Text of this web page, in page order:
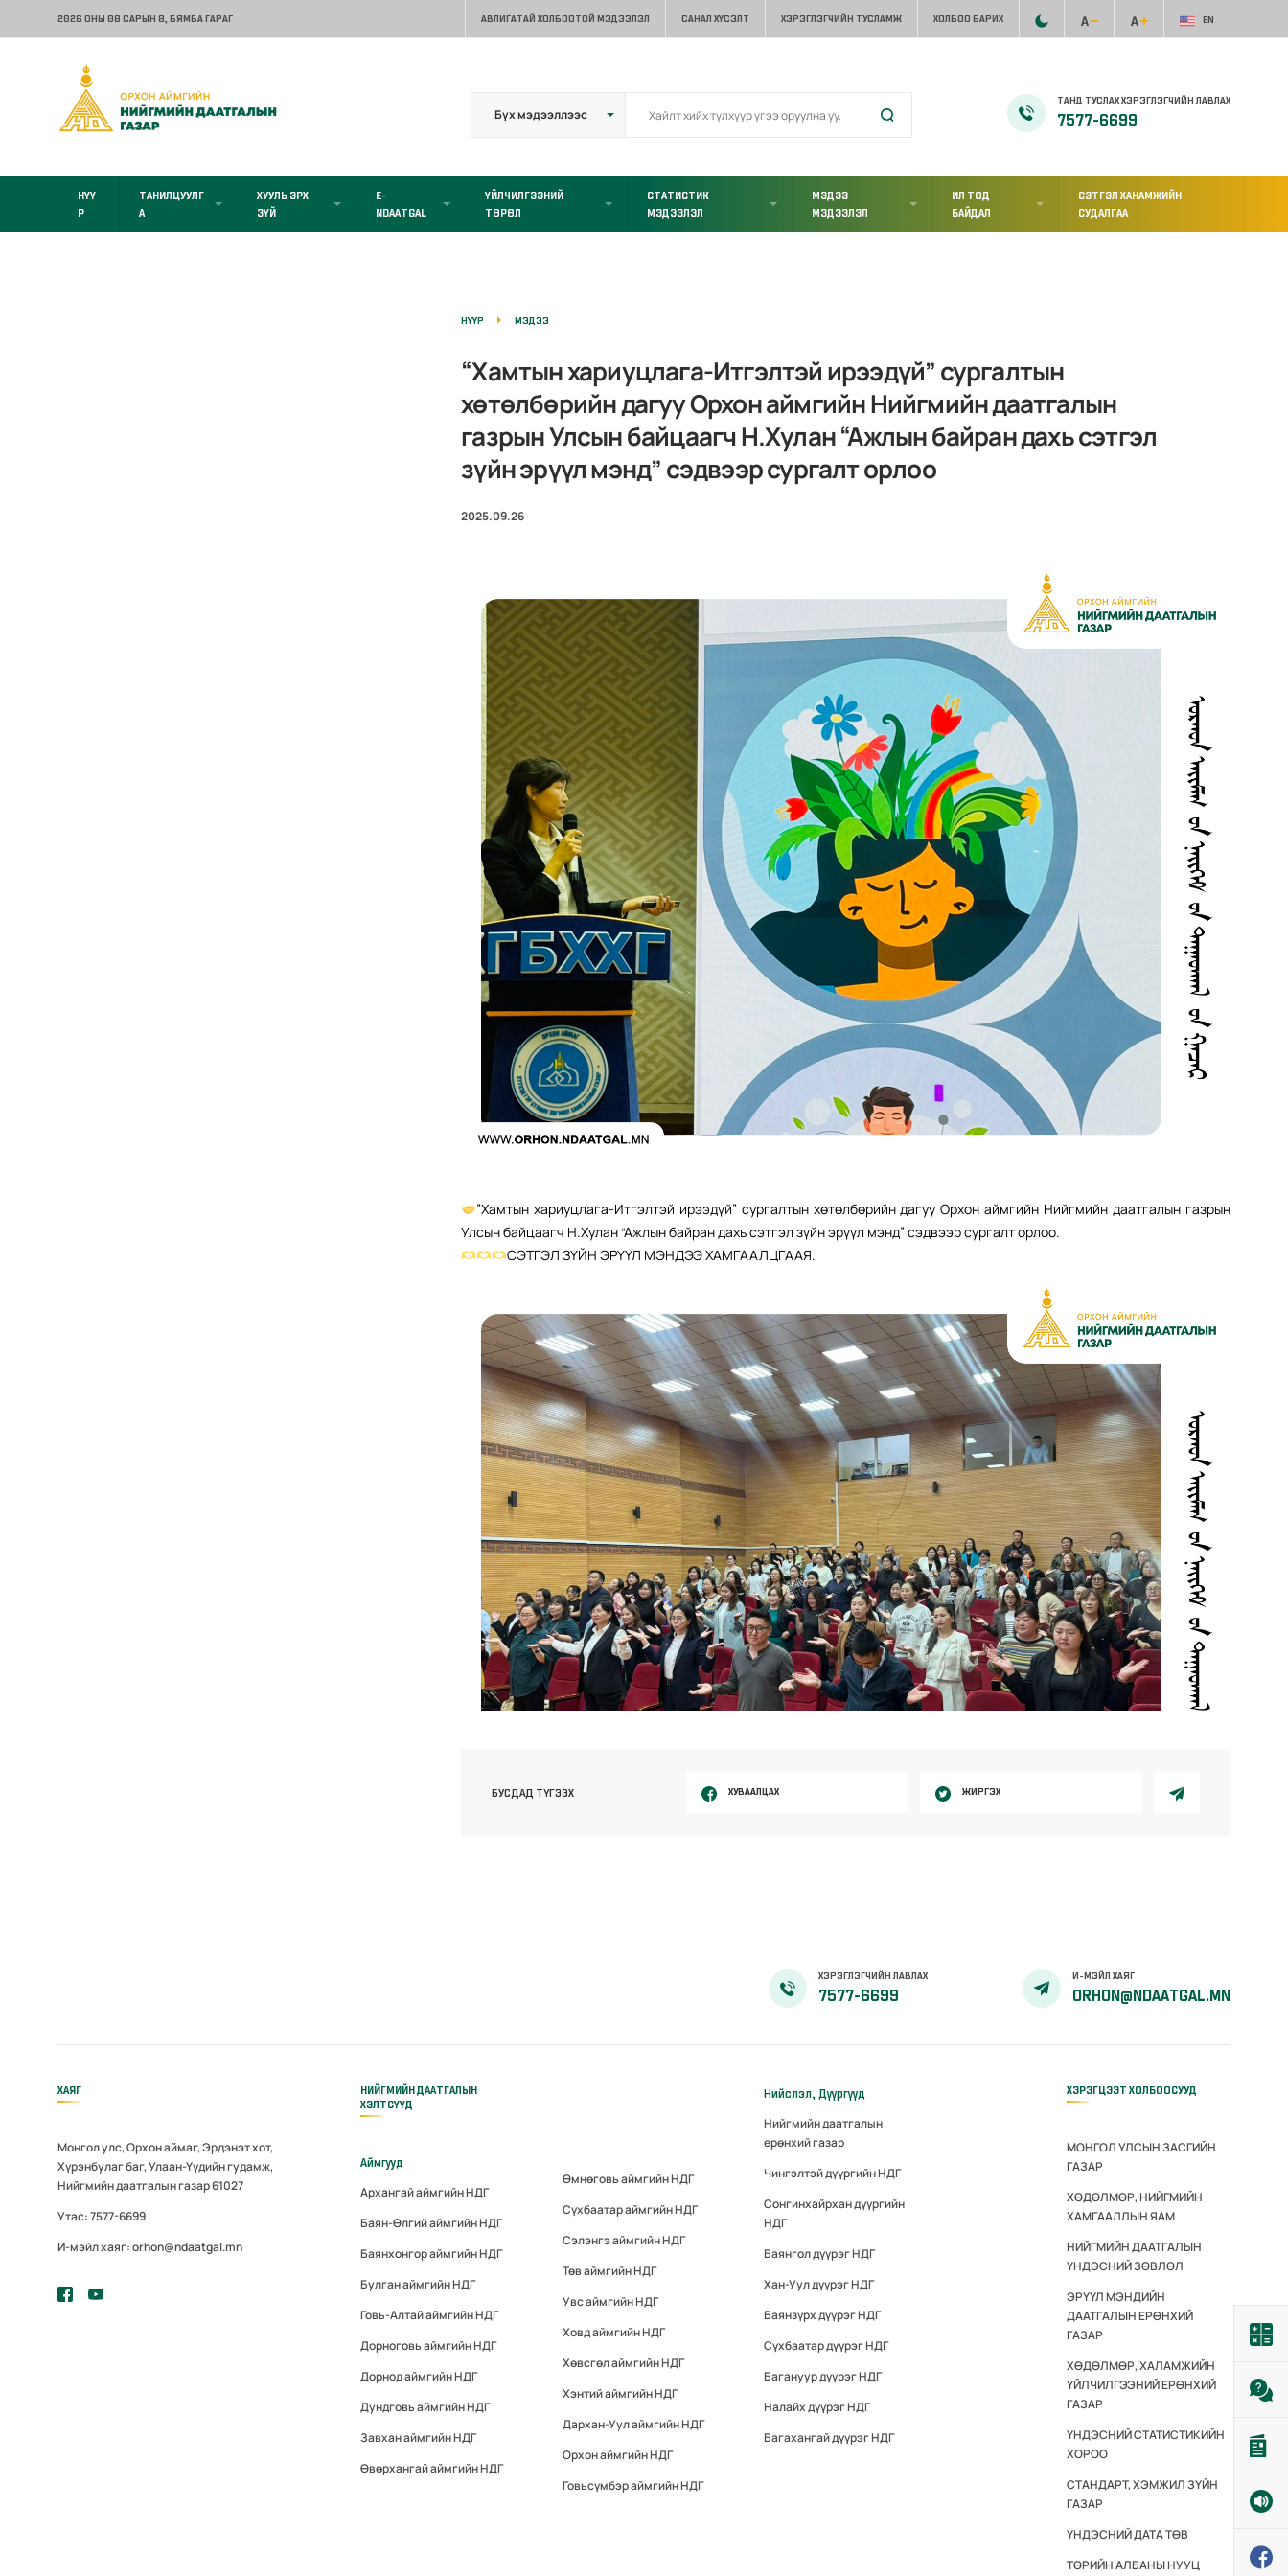
2026 ОНЫ 08 САРЫН 8, БЯМБА ГАРАГ АВЛИГАТАЙ ХОЛБООТОЙ МЭДЭЭЛЭЛ САНАЛ ХҮСЭЛТ ХЭРЭГЛЭГЧИЙН ТУСЛАМЖ ХОЛБОО БАРИХ EN
ТАНД ТУСЛАХ ХЭРЭГЛЭГЧИЙН ЛАВЛАХ
7577-6699
НҮҮ
Р
ТАНИЛЦУУЛГ
А
ХУУЛЬ ЭРХ
ЗҮЙ
E-
NDAATGAL
ҮЙЛЧИЛГЭЭНИЙ
ТӨРӨЛ
СТАТИСТИК
МЭДЭЭЛЭЛ
МЭДЭЭ
МЭДЭЭЛЭЛ
ИЛ ТОД
БАЙДАЛ
СЭТГЭЛ ХАНАМЖИЙН
СУДАЛГАА
НҮҮР МЭДЭЭ
“Хамтын хариуцлага-Итгэлтэй ирээдүй” сургалтын
хөтөлбөрийн дагуу Орхон аймгийн Нийгмийн даатгалын
газрын Улсын байцаагч Н.Хулан “Ажлын байран дахь сэтгэл
зүйн эрүүл мэнд” сэдвээр сургалт орлоо
2025.09.26
”Хамтын хариуцлага-Итгэлтэй ирээдүй” сургалтын хөтөлбөрийн дагуу Орхон аймгийн Нийгмийн даатгалын газрын
Улсын байцаагч Н.Хулан “Ажлын байран дахь сэтгэл зүйн эрүүл мэнд” сэдвээр сургалт орлоо.
СЭТГЭЛ ЗҮЙН ЭРҮҮЛ МЭНДЭЭ ХАМГААЛЦГААЯ.
БУСДАД ТҮГЭЭХ ХУВААЛЦАХ ЖИРГЭХ
ХЭРЭГЛЭГЧИЙН ЛАВЛАХ
7577-6699
И-МЭЙЛ ХАЯГ
ORHON@NDAATGAL.MN
ХАЯГ
Монгол улс, Орхон аймаг, Эрдэнэт хот,
Хүрэнбулаг баг, Улаан-Үүдийн гудамж,
Нийгмийн даатгалын газар 61027
Утас: 7577-6699
И-мэйл хаяг: orhon@ndaatgal.mn
НИЙГМИЙН ДААТГАЛЫН
ХЭЛТСҮҮД
Аймгууд
Архангай аймгийн НДГ
Баян-Өлгий аймгийн НДГ
Баянхонгор аймгийн НДГ
Булган аймгийн НДГ
Говь-Алтай аймгийн НДГ
Дорноговь аймгийн НДГ
Дорнод аймгийн НДГ
Дундговь аймгийн НДГ
Завхан аймгийн НДГ
Өвөрхангай аймгийн НДГ
Өмнөговь аймгийн НДГ
Сүхбаатар аймгийн НДГ
Сэлэнгэ аймгийн НДГ
Төв аймгийн НДГ
Увс аймгийн НДГ
Ховд аймгийн НДГ
Хөвсгөл аймгийн НДГ
Хэнтий аймгийн НДГ
Дархан-Уул аймгийн НДГ
Орхон аймгийн НДГ
Говьсүмбэр аймгийн НДГ
Нийслэл, Дүүргүүд
Нийгмийн даатгалын
ерөнхий газар
Чингэлтэй дүүргийн НДГ
Сонгинхайрхан дүүргийн
НДГ
Баянгол дүүрэг НДГ
Хан-Уул дүүрэг НДГ
Баянзүрх дүүрэг НДГ
Сүхбаатар дүүрэг НДГ
Багануур дүүрэг НДГ
Налайх дүүрэг НДГ
Багахангай дүүрэг НДГ
ХЭРЭГЦЭЭТ ХОЛБООСУУД
МОНГОЛ УЛСЫН ЗАСГИЙН
ГАЗАР
ХӨДӨЛМӨР, НИЙГМИЙН
ХАМГААЛЛЫН ЯАМ
НИЙГМИЙН ДААТГАЛЫН
ҮНДЭСНИЙ ЗӨВЛӨЛ
ЭРҮҮЛ МЭНДИЙН
ДААТГАЛЫН ЕРӨНХИЙ
ГАЗАР
ХӨДӨЛМӨР, ХАЛАМЖИЙН
ҮЙЛЧИЛГЭЭНИЙ ЕРӨНХИЙ
ГАЗАР
ҮНДЭСНИЙ СТАТИСТИКИЙН
ХОРОО
СТАНДАРТ, ХЭМЖИЛ ЗҮЙН
ГАЗАР
ҮНДЭСНИЙ ДАТА ТӨВ
ТӨРИЙН АЛБАНЫ НУУЦ